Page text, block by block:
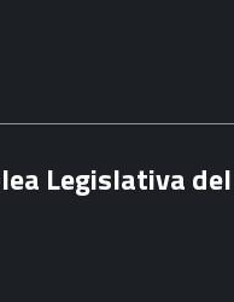
Legislativa